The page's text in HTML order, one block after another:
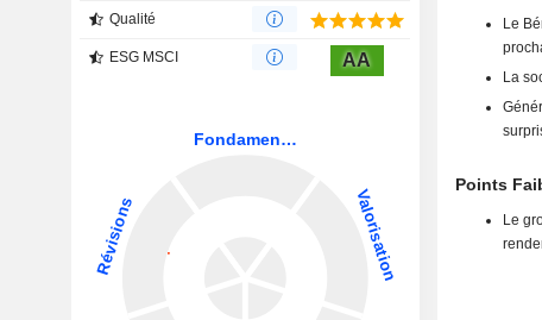
Qualité
ESG MSCI AA
Le
La
Points
Le